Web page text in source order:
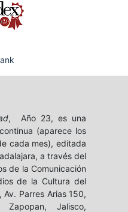
, Año 23, es una
(aparece los
cada mes), editada
a través del
de la Comunicación
de la Cultura del
Av. Parres Arias 150,
Zapopan, Jalisco,